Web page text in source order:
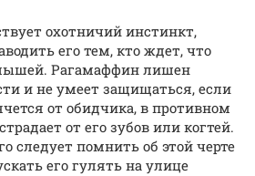
охотничий инстинкт,
его тем, кто ждет, что
Рагамаффин лишен
и не умеет защищаться, если
от обидчика, в противном
от его зубов или когтей.
следует помнить об этой черте
его гулять на улице